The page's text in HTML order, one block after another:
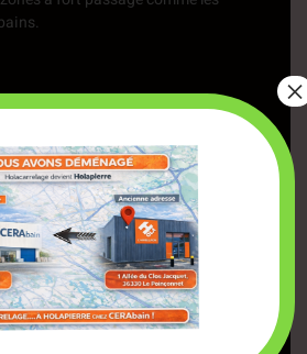
technologiques permettent
de carrelage d'imiter des matériaux
pierre ou le marbre pour plus de
les inconvénients de l'entretien.
×